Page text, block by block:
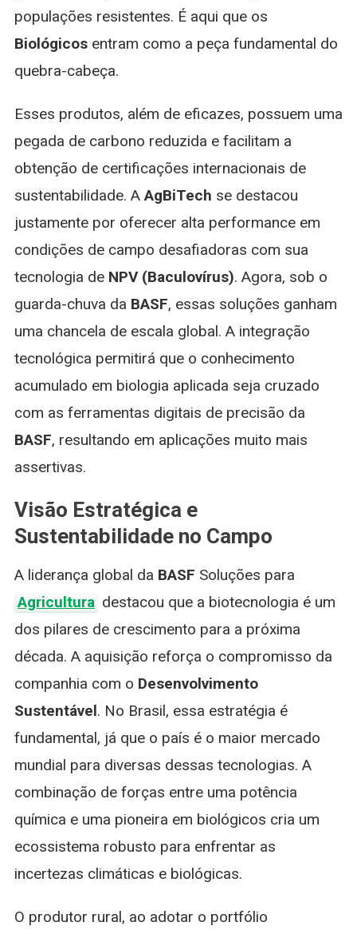
populações resistentes. É aqui que os
Biológicosentram como a peça fundamental do
quebra-cabeça.
Esses produtos, além de eficazes, possuem uma
pegada de carbono reduzida e facilitam a
obtenção de certificações internacionais de
sustentabilidade. AAgBiTech se destacou
justamente por oferecer alta performance em
condições de campo desafiadoras com sua
tecnologia de NPV (Baculovírus). Agora, sob o
guarda-chuva da BASF, essas soluções ganham
uma chancela de escala global. A integração
tecnológica permitirá que o conhecimento
acumulado em biologia aplicada seja cruzado
com as ferramentas digitais de precisão da
BASF, resultando em aplicações muito mais
assertivas.
Visão Estratégica e
Sustentabilidade no Campo
A liderança global da BASF Soluções para
Agricultura destacou que a biotecnologia é um
dos pilares de crescimento para a próxima
década. A aquisição reforça o compromisso da
companhia com o Desenvolvimento
Sustentável. No Brasil, essa estratégia é
fundamental, já que o país é o maior mercado
mundial para diversas dessas tecnologias. A
combinação de forças entre uma potência
química e uma pioneira em biológicos cria um
ecossistema robusto para enfrentar as
incertezas climáticas e biológicas.
O produtor rural, ao adotar o portfólio